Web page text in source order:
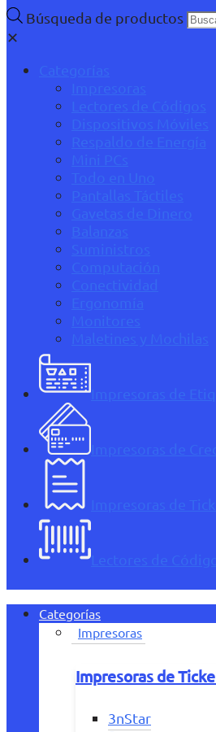
Búsqueda de productos
✕
Categorías
Impresoras
Lectores de Códigos
Dispositivos Móviles
Respaldo de Energía
Mini PCs
Todo en Uno
Pantallas Táctiles
Gavetas de Dinero
Balanzas
Suministros
Computación
Conectividad
Ergonomía
Monitores
Maletines y Mochilas
Impresoras de
Impresoras de
Impresoras de
Lectores de
Categorías
Impresoras
Impresoras de
3nStar